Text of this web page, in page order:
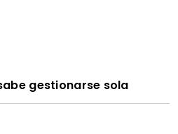
gestionarse sola